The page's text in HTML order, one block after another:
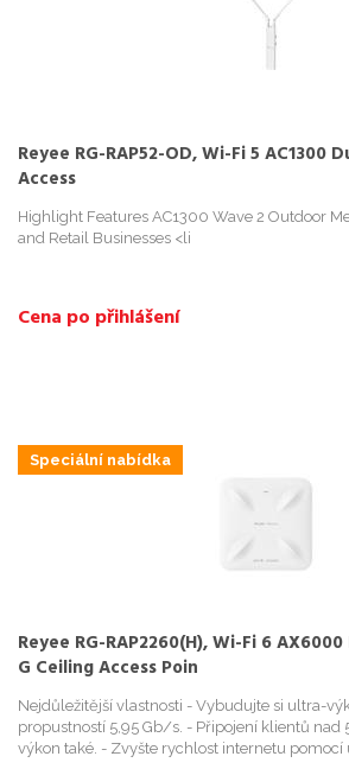
Reyee RG-RAP52-OD, Wi-Fi 5 AC1300
Access
Highlight Features AC1300 Wave 2 Outdoor
and Retail Businesses <li
Cena po přihlášení
Reyee RG-RAP2260(H), Wi-Fi 6
G Ceiling Access Poin
Nejdůležitější vlastnosti - Vybudujte si ultra-
propustností 5,95 Gb/s. - Připojení klientů nad
výkon také. - Zvyšte rychlost internetu
Speciální nabídka